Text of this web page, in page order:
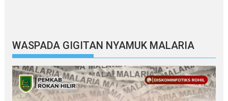
WASPADA GIGITAN NYAMUK MALARIA